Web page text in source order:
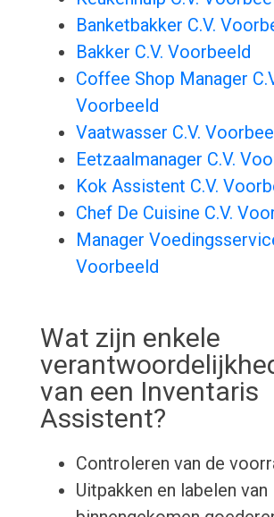
Banketbakker C.V.
Bakker C.V. Voorbeeld
Coffee Shop Manager
Voorbeeld
Vaatwasser C.V.
Eetzaalmanager C.V.
Kok Assistent C.V.
Chef De Cuisine C.V.
Manager
Voorbeeld
Wat zijn enkele
van een Inventaris
Assistent?
Controleren van de
Uitpakken en labelen van